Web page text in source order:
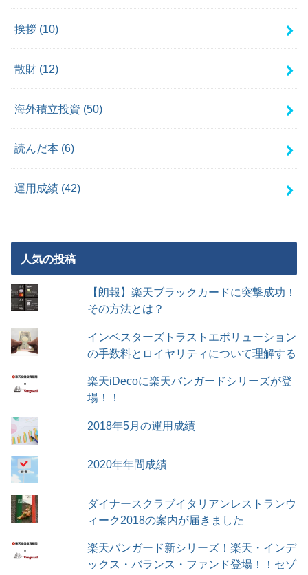
挨拶 (10)
散財 (12)
海外積立投資 (50)
読んだ本 (6)
運用成績 (42)
人気の投稿
【朗報】楽天ブラックカードに突撃成功！
その方法とは？
インベスターズトラストエボリューション
の手数料とロイヤリティについて理解する
楽天iDecoに楽天バンガードシリーズが登
場！！
2018年5月の運用成績
2020年年間成績
ダイナースクラブイタリアンレストランウ
ィーク2018の案内が届きました
楽天バンガード新シリーズ！楽天・インデ
ックス・バランス・ファンド登場！！セゾ